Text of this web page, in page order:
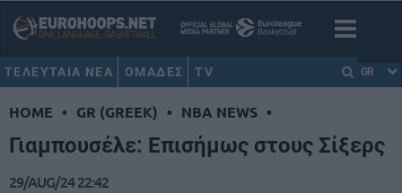
ΤΕΛΕΥΤΑΙΑ ΝΕΑ ΟΜΑΔΕΣ TV GR
HOME • GR (GREEK) • NBA NEWS •
Γιαμπουσέλε: Επισήμως στους Σίξερς
29/AUG/24 22:42